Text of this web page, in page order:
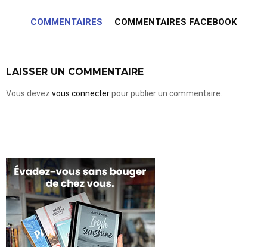
COMMENTAIRES COMMENTAIRES FACEBOOK
LAISSER UN COMMENTAIRE
Vous devez vous connecterpour publier un commentaire.